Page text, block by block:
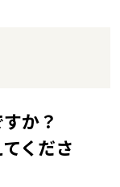
か？
くださ